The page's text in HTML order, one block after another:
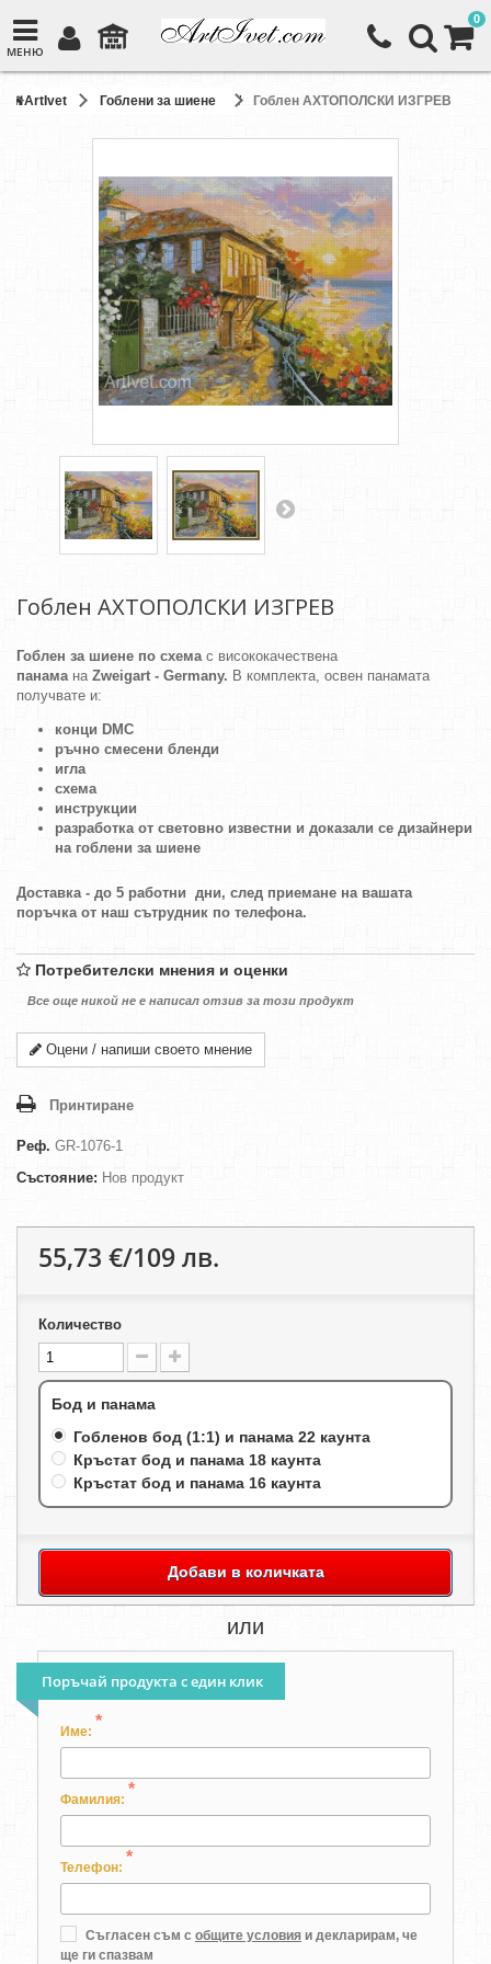
МЕНЮ
0
ArtIvet Гоблени за шиене Гоблен АХТОПОЛСКИ ИЗГРЕВ
Гоблен АХТОПОЛСКИ ИЗГРЕВ
Гоблен за шиене по схемас висококачествена
панамана Zweigart - Germany. В комплекта, освен панамата
получвате и:
конци DMC
ръчно смесени бленди
игла
схема
инструкции
разработка от световно известни и доказали се дизайнери
на гоблени за шиене
Доставка - до 5 работни дни, след приемане на вашата
поръчка от наш сътрудник по телефона.
Потребителски мнения и оценки
Все още никой не е написал отзив за този продукт
Оцени / напиши своето мнение
Принтиране
Реф. GR-1076-1
Състояние: Нов продукт
55,73 €/109 лв.
Количество
Бод и панама
Гобленов бод (1:1) и панама 22 каунта
Кръстат бод и панама 18 каунта
Кръстат бод и панама 16 каунта
Добави в количката
или
Поръчай продукта с един клик
Име:
*
Фамилия:
*
Телефон:
*
Съгласен съм с общите условия и декларирам, че
ще ги спазвам